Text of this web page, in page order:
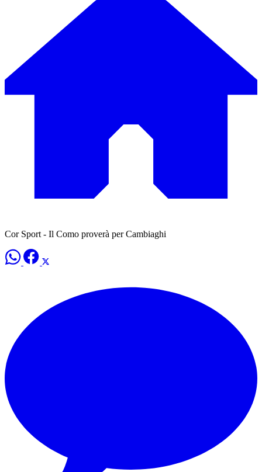
Cor Sport - Il Como proverà per Cambiaghi